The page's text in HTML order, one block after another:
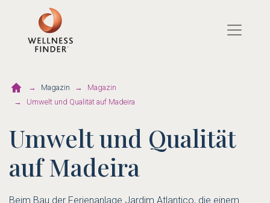
Magazin
Magazin
Umwelt und Qualität auf Madeira
Umwelt und Qualität
auf Madeira
Beim Bau der Ferienanlage Jardim Atlantico, die einem